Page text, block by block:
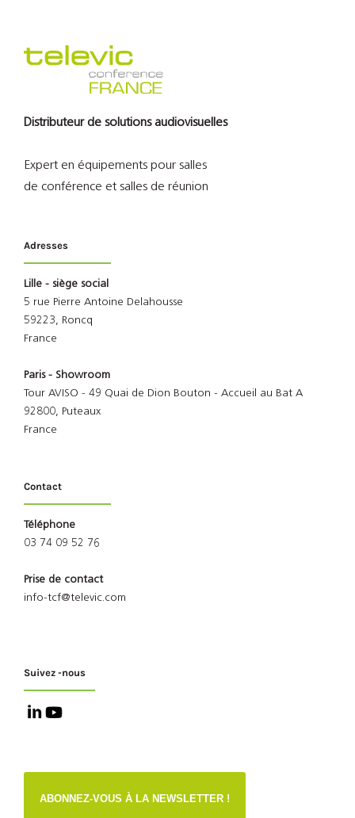
Distributeur de solutions audiovisuelles
Expert en équipements pour salles
de conférence et salles de réunion
Adresses
Lille - siège social
5 rue Pierre Antoine Delahousse
59223, Roncq
France
Paris - Showroom
Tour AVISO - 49 Quai de Dion Bouton - Accueil au Bat A
92800, Puteaux
France
Contact
Téléphone
03 74 09 52 76
Prise de contact
info-tcf@televic.com
Suivez -nous
ABONNEZ-VOUS À LA NEWSLETTER !